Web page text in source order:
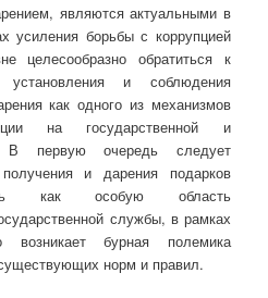
являются актуальными в
усиления борьбы с коррупцией
целесообразно обратиться к
установления и соблюдения
как одного из механизмов
на государственной и
В первую очередь следует
и дарения подарков
как особую область
службы, в рамках
возникает бурная полемика
норм и правил.